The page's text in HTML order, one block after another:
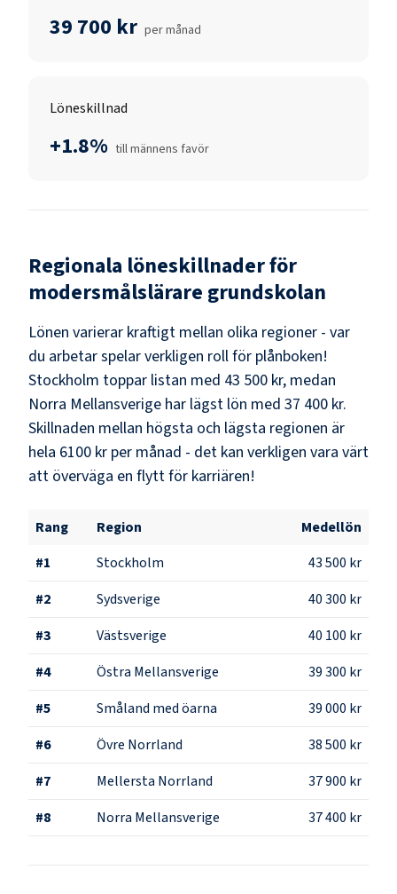
39 700 kr per månad
Löneskillnad
+1.8% till männens favör
Regionala löneskillnader för
modersmålslärare grundskolan
Lönen varierar kraftigt mellan olika regioner - var
du arbetar spelar verkligen roll för plånboken!
Stockholm toppar listan med 43 500 kr, medan
Norra Mellansverige har lägst lön med 37 400 kr.
Skillnaden mellan högsta och lägsta regionen är
hela 6100 kr per månad - det kan verkligen vara värt
att överväga en flytt för karriären!
Rang Region
Medellön
#1 Stockholm
43 500 kr
#2 Sydsverige
40 300 kr
#3 Västsverige
40 100 kr
#4 Östra Mellansverige
39 300 kr
#5 Småland med öarna
39 000 kr
#6 Övre Norrland
38 500 kr
#7 Mellersta Norrland
37 900 kr
#8 Norra Mellansverige 37 400 kr